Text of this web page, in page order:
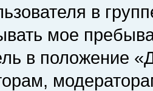
в
мое
в положение